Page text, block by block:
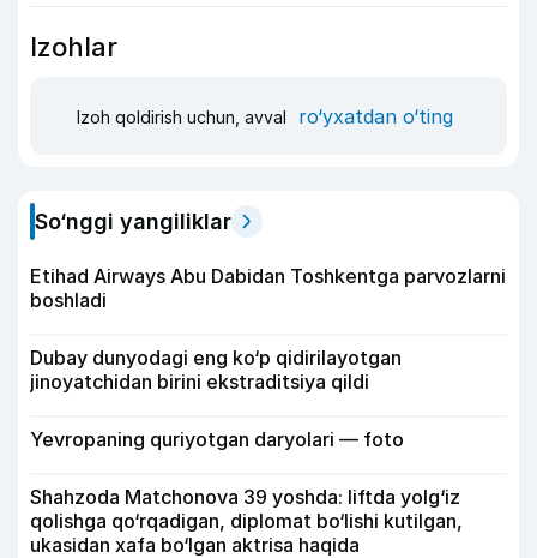
Izohlar
Izoh qoldirish uchun, avval ro‘yxatdan o‘ting
So‘nggi yangiliklar
Etihad Airways Abu Dabidan Toshkentga parvozlarni
boshladi
Dubay dunyodagi eng ko‘p qidirilayotgan
jinoyatchidan birini ekstraditsiya qildi
Yevropaning quriyotgan daryolari — foto
Shahzoda Matchonova 39 yoshda: liftda yolg‘iz
qolishga qo‘rqadigan, diplomat bo‘lishi kutilgan,
ukasidan xafa bo‘lgan aktrisa haqida